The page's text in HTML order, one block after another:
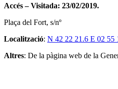
Accés – Visitada: 23/02/2019.
Plaça del Fort, s/nº
Localització: N 42 22 21.6 E 02 55
Altres: De la pàgina web de la